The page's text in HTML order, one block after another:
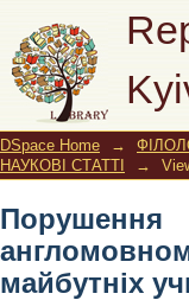
Порушення
DSpace Home →
НАУКОВІ СТАТТІ
→
майбутніх